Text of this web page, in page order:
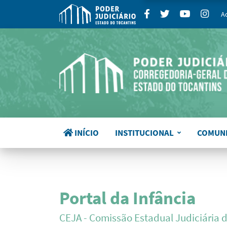
para
FacebookTwitter Youtube
INÍCIO INSTITUCIONAL
Portal da Infância
CEJA - Comissão Estadual Judiciária